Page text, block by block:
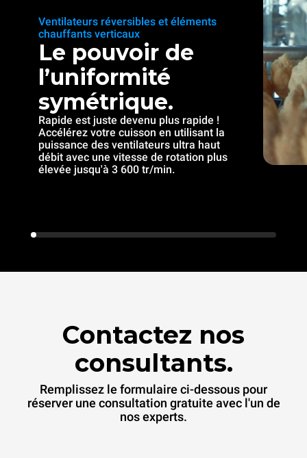
Ventilateurs réversibles et éléments
chauffants verticaux
Le pouvoir de
l’uniformité
symétrique.
Rapide est juste devenu plus rapide !
Accélérez votre cuisson en utilisant la
puissance des ventilateurs ultra haut
débit avec une vitesse de rotation plus
élevée jusqu'à 3 600 tr/min.
Contactez nos
consultants.
Remplissez le formulaire ci-dessous pour
réserver une consultation gratuite avec l'un de
nos experts.